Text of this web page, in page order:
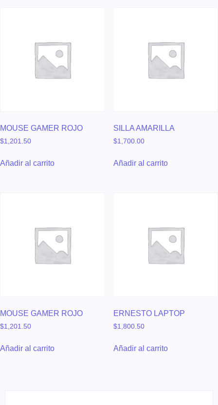
MOUSE GAMER ROJO
$1,201.50
Añadir al carrito
SILLA AMARILLA
$1,700.00
Añadir al carrito
MOUSE GAMER ROJO
$1,201.50
Añadir al carrito
ERNESTO LAPTOP
$1,800.50
Añadir al carrito